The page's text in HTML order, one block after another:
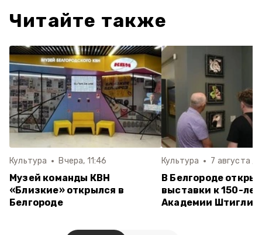
Читайте также
Культура Вчера, 11:46
Музей команды КВН
«Близкие» открылся в
Белгороде
Культура 7 августа ,
В Белгороде
выставки к 150-
Академии